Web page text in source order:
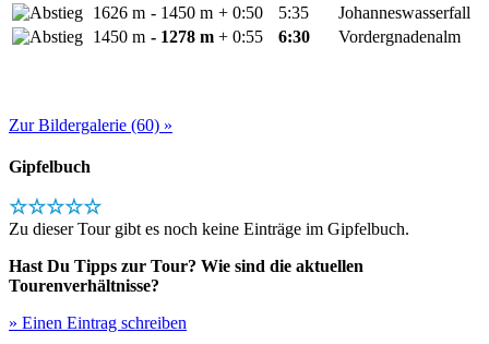
1626 m - 1450 m + 0:50 5:35
Johanneswasserfall
1450 m - 1278 m + 0:55 6:30 Vordergnadenalm
Zur Bildergalerie (60) »
Gipfelbuch
☆☆☆☆☆
Zu dieser Tour gibt es noch keine Einträge im Gipfelbuch.
Hast Du Tipps zur Tour? Wie sind die aktuellen
Tourenverhältnisse?
» Einen Eintrag schreiben